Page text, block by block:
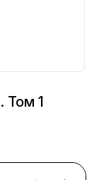
своего
Том 1